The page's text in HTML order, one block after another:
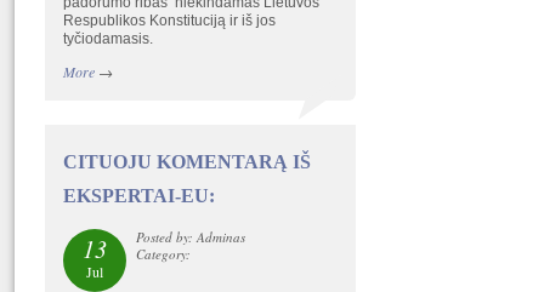
Respublikos Konstituciją ir iš jos
tyčiodamasis.
More→
CITUOJU KOMENTARĄ IŠ
EKSPERTAI-EU:
13
Jul
Posted by: Adminas
Category: